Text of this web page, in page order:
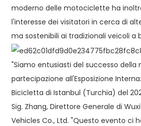
moderno delle motociclette ha
l'interesse dei visitatori in cerca di
ma sostenibili ai tradizionali veicoli a
"Siamo entusiasti del successo della
partecipazione all'Esposizione
Bicicletta di Istanbul (Turchia) del
Sig. Zhang, Direttore Generale di
Vehicles Co., Ltd. "Questo evento ci